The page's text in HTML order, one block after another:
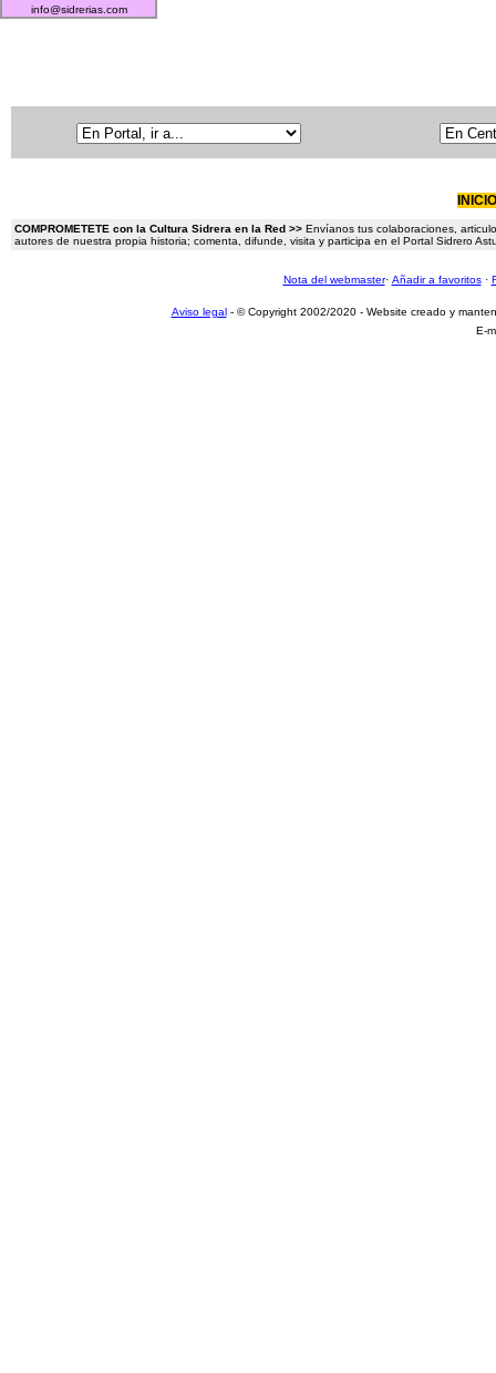
info@sidrerias.com
INICIO
COMPROMETETE con la Cultura Sidrera en la Red >> Envíanos tus colaboraciones,
autores de nuestra propia historia; comenta, difunde, visita y participa en el Portal Sidrero
Nota del webmaster· Añadir a favoritos·
Aviso legal- © Copyright 2002/2020 - Website creado y
E-